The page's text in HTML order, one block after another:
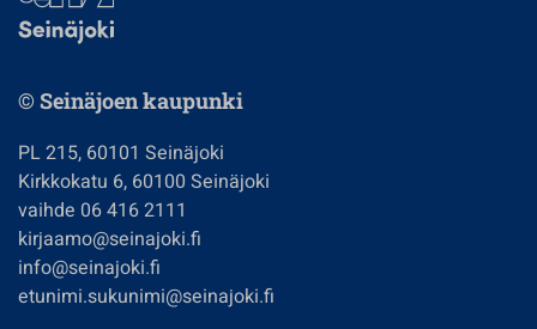
© Seinäjoen kaupunki
PL 215, 60101 Seinäjoki
Kirkkokatu 6, 60100 Seinäjoki
vaihde 06 416 2111
kirjaamo@seinajoki.fi
info@seinajoki.fi
etunimi.sukunimi@seinajoki.fi